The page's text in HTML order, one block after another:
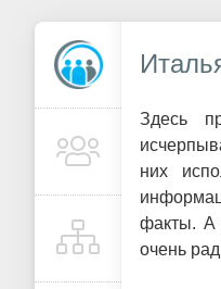
Здесь
них
факты. А
очень